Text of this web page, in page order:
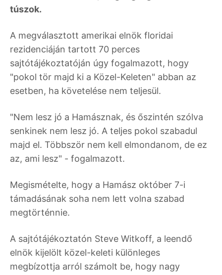
túszok.
A megválasztott amerikai elnök floridai
rezidenciáján tartott 70 perces
sajtótájékoztatóján úgy fogalmazott, hogy
"pokol tör majd ki a Közel-Keleten" abban az
esetben, ha követelése nem teljesül.
"Nem lesz jó a Hamásznak, és őszintén szólva
senkinek nem lesz jó. A teljes pokol szabadul
majd el. Többször nem kell elmondanom, de ez
az, ami lesz" - fogalmazott.
Megismételte, hogy a Hamász október 7-i
támadásának soha nem lett volna szabad
megtörténnie.
A sajtótájékoztatón Steve Witkoff, a leendő
elnök kijelölt közel-keleti különleges
megbízottja arról számolt be, hogy nagy